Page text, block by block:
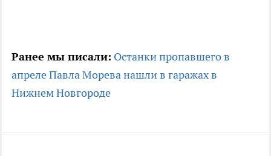
Ранее мы писали: Останки пропавшего в
апреле Павла Морева нашли в гаражах в
Нижнем Новгороде